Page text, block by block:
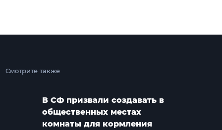
Смотрите также
В СФ призвали создавать в
общественных местах
комнаты для кормления